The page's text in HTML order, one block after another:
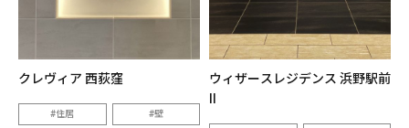
クレヴィア 西荻窪
住居 壁
ウィザースレジデンス 浜野駅前